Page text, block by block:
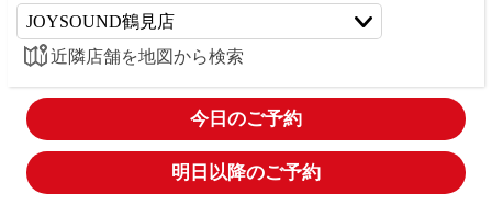
近隣店舗を地図から検索
今日のご予約
明日以降のご予約